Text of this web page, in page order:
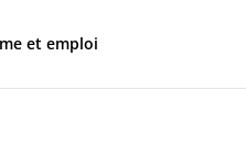
et emploi